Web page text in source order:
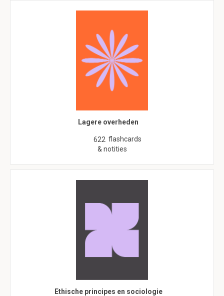
Lagere overheden
622 flashcards
& notities
Ethische principes en sociologie